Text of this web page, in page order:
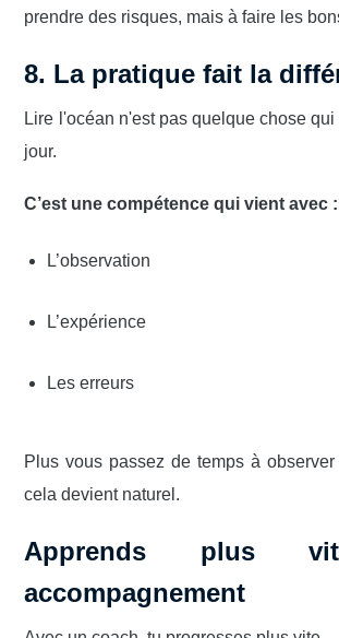
prendre des risques, mais à faire les
8. La pratique fait la
Lire l'océan n'est pas quelque chose
jour.
C’est une compétence qui vient avec :
L’observation
L’expérience
Les erreurs
Plus vous passez de temps à
cela devient naturel.
Apprends plus
accompagnement